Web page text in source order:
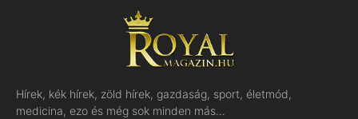
Hírek, kék hírek, zöld hírek, gazdaság, sport, életmód,
medicina, ezo és még sok minden más…